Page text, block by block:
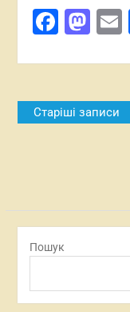
Навігація
за
Старіші записи
Пошук